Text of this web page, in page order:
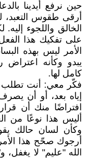
حين نرفع أيدينا
أرقى طقوس التعبد،
الخالق واللجوء إليه.
على تفكيك هذا
الأمر ليس بهذه
يبدو وكأنه
كامل لها.
فكّر معي: أنت تطلب
إياه بعد، أو أن
افتراضًا منك أن
أليس هذا نوعًا من
وكأن لسان حالك
أرجوك صحّح هذا
الله "عليم" لا